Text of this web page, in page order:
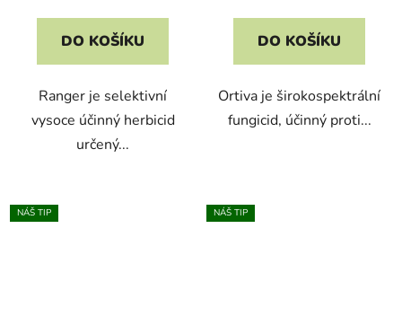
DO KOŠÍKU
Ranger je selektivní
vysoce účinný herbicid
určený...
DO KOŠÍKU
Ortiva je širokospektrální
fungicid, účinný proti...
NÁŠ TIP NÁŠ TIP